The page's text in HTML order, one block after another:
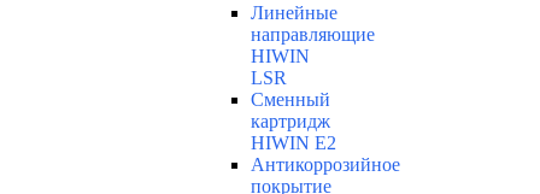
Линейные
направляющие
HIWIN
LSR
Сменный
картридж
HIWIN E2
Антикоррозийное
покрытие